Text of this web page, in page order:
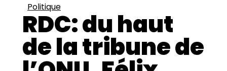
Politique
RDC: du haut
de la tribune de